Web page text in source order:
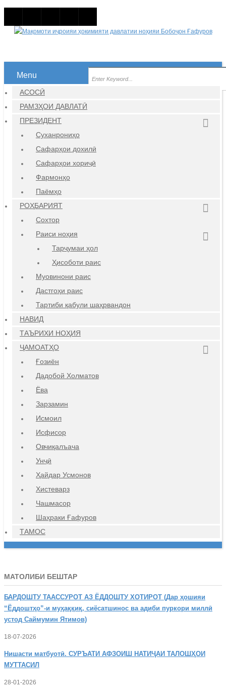
Menu
АСОСӢ
РАМЗҲОИ ДАВЛАТӢ
ПРЕЗИДЕНТ
Суханрониҳо
Сафарҳои дохилӣ
Сафарҳои хориҷӣ
Фармонҳо
Паёмҳо
РОҲБАРИЯТ
Сохтор
Раиси ноҳия
Тарҷумаи ҳол
Ҳисоботи раис
Муовинони раис
Дастгоҳи раис
Тартиби қабули шаҳрвандон
НАВИД
ТАЪРИХИ НОҲИЯ
ҶАМОАТҲО
Ғозиён
Дадобой Холматов
Ёва
Зарзамин
Исмоил
Исфисор
Овчиқалъача
Унҷӣ
Ҳайдар Усмонов
Хистеварз
Чашмасор
Шаҳраки Ғафуров
ТАМОС
МАТОЛИБИ БЕШТАР
БАРДОШТУ ТААССУРОТ АЗ ЁДДОШТУ ХОТИРОТ (Дар ҳошияи
“Ёддоштҳо”-и муҳаққиқ, сиёсатшинос ва адиби пуркори миллӣ
устод Саймумин Ятимов)
18-07-2026
Нишасти матбуотӣ. СУРЪАТИ АФЗОИШ НАТИҶАИ ТАЛОШҲОИ
МУТТАСИЛ
28-01-2026